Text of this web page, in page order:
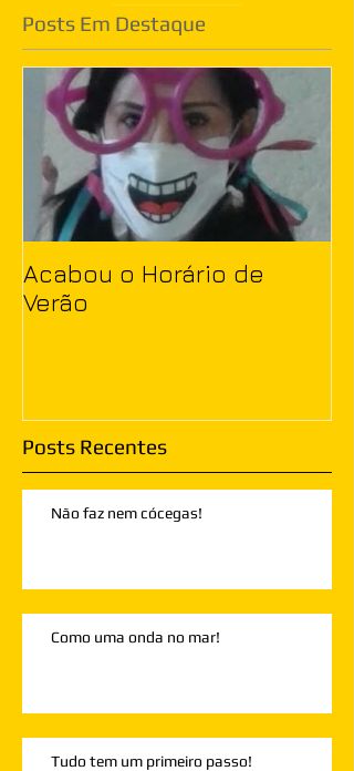
Posts Em Destaque
Acabou o Horário de
Verão
Posts Recentes
Não faz nem cócegas!
Como uma onda no mar!
Tudo tem um primeiro passo!